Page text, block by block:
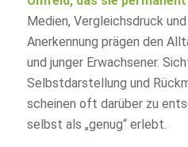
Medien, Vergleichsdruck
Anerkennung prägen den
und junger Erwachsener.
Selbstdarstellung und
scheinen oft darüber zu
selbst als „genug“ erlebt.